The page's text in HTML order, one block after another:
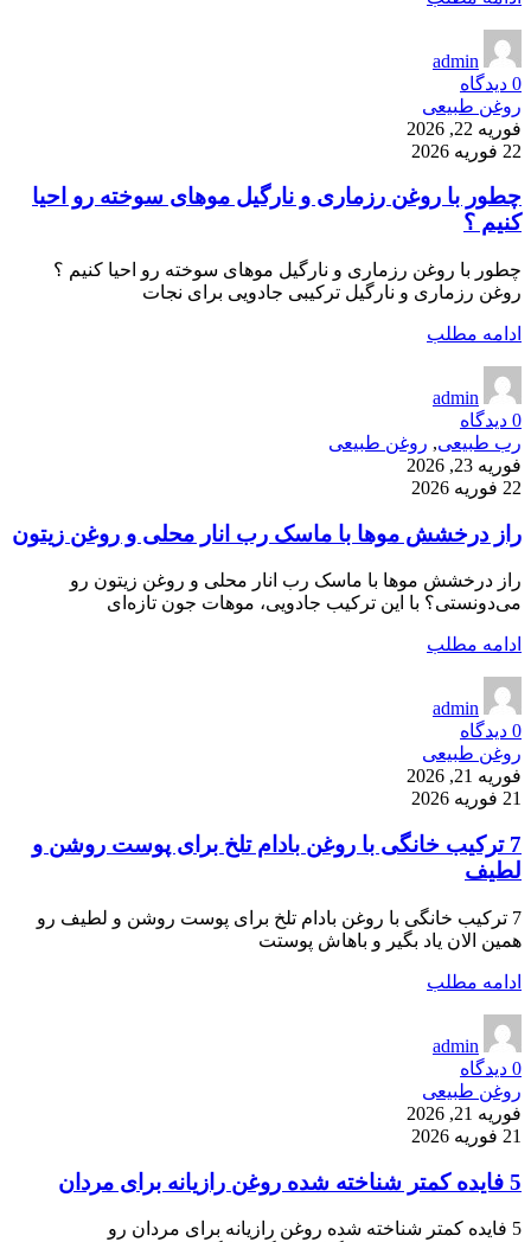
admin
0 دیدگاه
روغن طبیعی
فوریه 22, 2026
22 فوریه 2026
چطور با روغن رزماری و نارگیل موهای سوخته رو احیا
کنیم ؟
چطور با روغن رزماری و نارگیل موهای سوخته رو احیا کنیم ؟
روغن رزماری و نارگیل ترکیبی جادویی برای نجات
ادامه مطلب
admin
0 دیدگاه
رب طبیعی, روغن طبیعی
فوریه 23, 2026
22 فوریه 2026
راز درخشش موها با ماسک رب انار محلی و روغن زیتون
راز درخشش موها با ماسک رب انار محلی و روغن زیتون رو
می‌دونستی؟ با این ترکیب جادویی، موهات جون تازه‌ای
ادامه مطلب
admin
0 دیدگاه
روغن طبیعی
فوریه 21, 2026
21 فوریه 2026
7 ترکیب خانگی با روغن بادام تلخ برای پوست روشن و
لطیف
7 ترکیب خانگی با روغن بادام تلخ برای پوست روشن و لطیف رو
همین الان یاد بگیر و باهاش پوستت
ادامه مطلب
admin
0 دیدگاه
روغن طبیعی
فوریه 21, 2026
21 فوریه 2026
5 فایده کمتر شناخته شده روغن رازیانه برای مردان
5 فایده کمتر شناخته شده روغن رازیانه برای مردان رو